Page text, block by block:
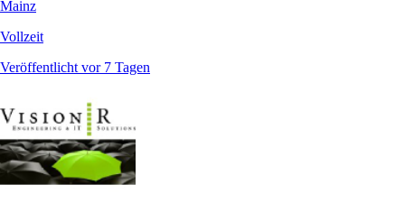
Mainz
Vollzeit
Veröffentlicht vor 7 Tagen